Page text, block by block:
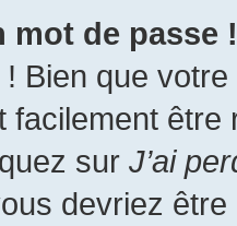
mot de passe !
Bien que
facilement
sur J’ai
devriez